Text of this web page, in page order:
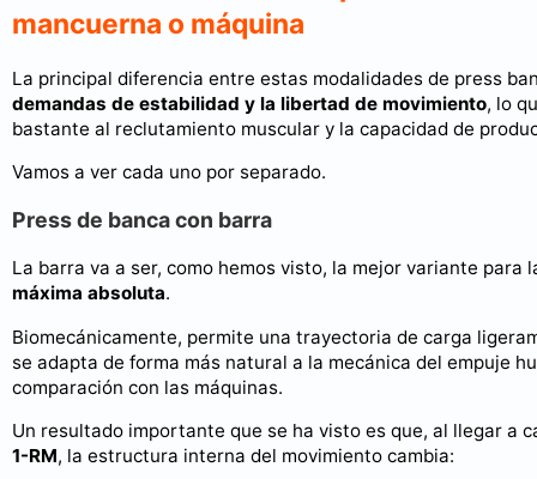
mancuerna o máquina
La principal diferencia entre estas modalidades de press
demandas de estabilidad y la libertad de movimiento, lo
bastante al reclutamiento muscular y la capacidad de
Vamos a ver cada uno por separado.
Press de banca con barra
La barra va a ser, como hemos visto, la mejor variante para
máxima absoluta.
Biomecánicamente, permite una trayectoria de carga
se adapta de forma más natural a la mecánica del empuje
comparación con las máquinas.
Un resultado importante que se ha visto es que, al llegar a
1-RM, la estructura interna del movimiento cambia: